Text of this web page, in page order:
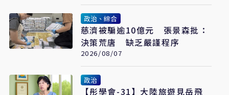
政治、綜合
慈濟被騙逾10億元 張景森批：
決策荒唐 缺乏嚴謹程序
2026/08/07
政治
【彤學會-31】大陸旅遊見岳飛